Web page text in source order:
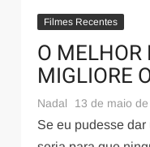
Filmes Recentes
O
MIGLIORE
Nadal 13 de maio
Se eu pudesse